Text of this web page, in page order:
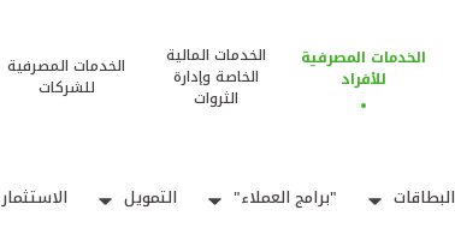
الخدمات المصرفية
للأفراد
الخدمات المالية
الخاصة وإدارة
الثروات
الخدمات المصرفية
للشركات
البطاقات "برامج العملاء" التمويل الاستثمار